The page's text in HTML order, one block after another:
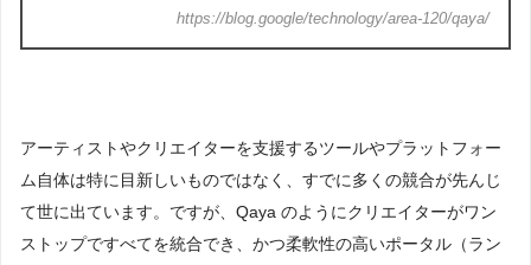
https://blog.google/technology/area-120/qaya/
アーティストやクリエイターを支援するツールやプラットフォー
ム自体は特に目新しいものではなく、すでに多くの競合が先んじ
て世に出ています。ですが、Qaya のようにクリエイターがワン
ストップですべてを統合でき、かつ柔軟性の高いポータル（ラン